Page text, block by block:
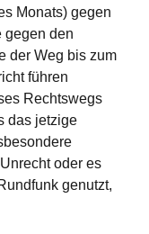
Monats) gegen
gegen den
der Weg bis zum
führen
Rechtswegs
das jetzige
oder es
genutzt,